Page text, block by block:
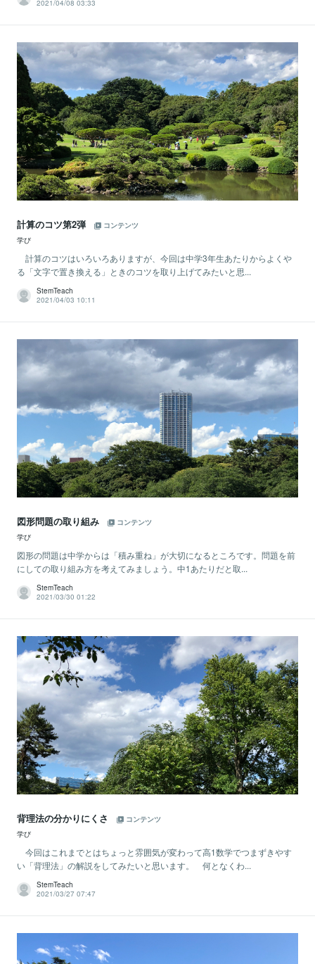
2021/04/08 03:33
計算のコツ第2弾
コンテンツ
学び
計算のコツはいろいろありますが、今回は中学3年生あたりからよくや
る「文字で置き換える」ときのコツを取り上げてみたいと思...
StemTeach
2021/04/03 10:11
図形問題の取り組み
コンテンツ
学び
図形の問題は中学からは「積み重ね」が大切になるところです。問題を前
にしての取り組み方を考えてみましょう。中1あたりだと取...
StemTeach
2021/03/30 01:22
背理法の分かりにくさ
コンテンツ
学び
今回はこれまでとはちょっと雰囲気が変わって高1数学でつまずきやす
い「背理法」の解説をしてみたいと思います。 何となくわ...
StemTeach
2021/03/27 07:47